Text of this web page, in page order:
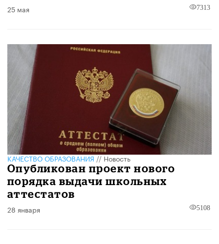
25 мая 7313
КАЧЕСТВО ОБРАЗОВАНИЯ//Новость
Опубликован проект нового
порядка выдачи школьных
аттестатов
28 января 5108